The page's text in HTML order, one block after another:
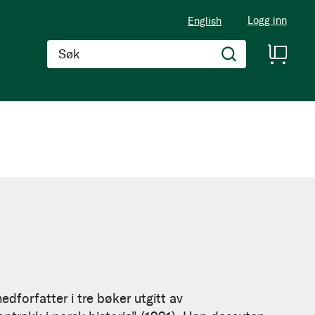
English Logg inn
Søk
i tre bøker utgitt av